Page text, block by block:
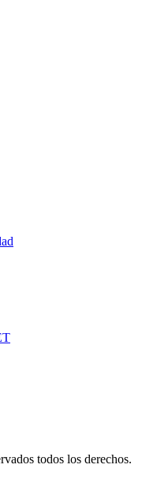
todos los derechos.